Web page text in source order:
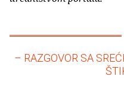
– RAZGOVOR SA